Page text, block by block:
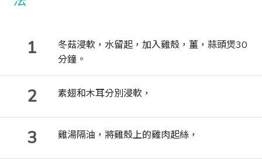
1
冬菇浸軟，水留起，加入雞殼，薑，蒜頭煲30
分鐘。
2 素翅和木耳分別浸軟，
3 雞湯隔油，將雞殼上的雞肉起絲，